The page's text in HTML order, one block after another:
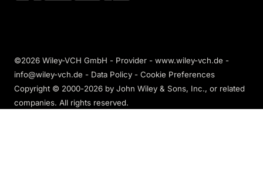
©2026 Wiley-VCH GmbH - Provider - www.wiley-vch.de -
info@wiley-vch.de - Data Policy - Cookie Preferences
Copyright © 2000-2026 by John Wiley & Sons, Inc., or related
companies. All rights reserved.